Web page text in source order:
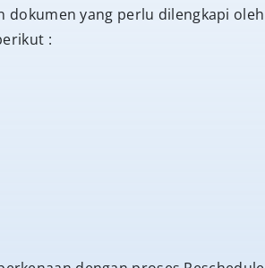
dokumen yang perlu dilengkapi oleh
: